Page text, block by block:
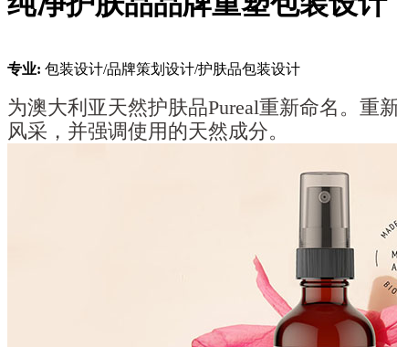
专业: 包装设计/品牌策划设计/护肤品包装设计
为澳大利亚天然护肤品Pureal重新命名。
风采，并强调使用的天然成分。